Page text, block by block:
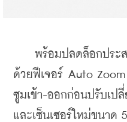
พร้อมปลดล็อกประส
ด้วยฟีเจอร์ Auto
ซูมเข้า-ออกก่อนปรับเป
และเซ็นเซอร์ใหม่ขนาด